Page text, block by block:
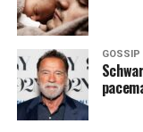
Vuoi essere
notizie del giorno?
GOSSIP